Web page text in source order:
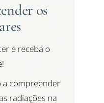
os
e receba o
a compreender
radiações na